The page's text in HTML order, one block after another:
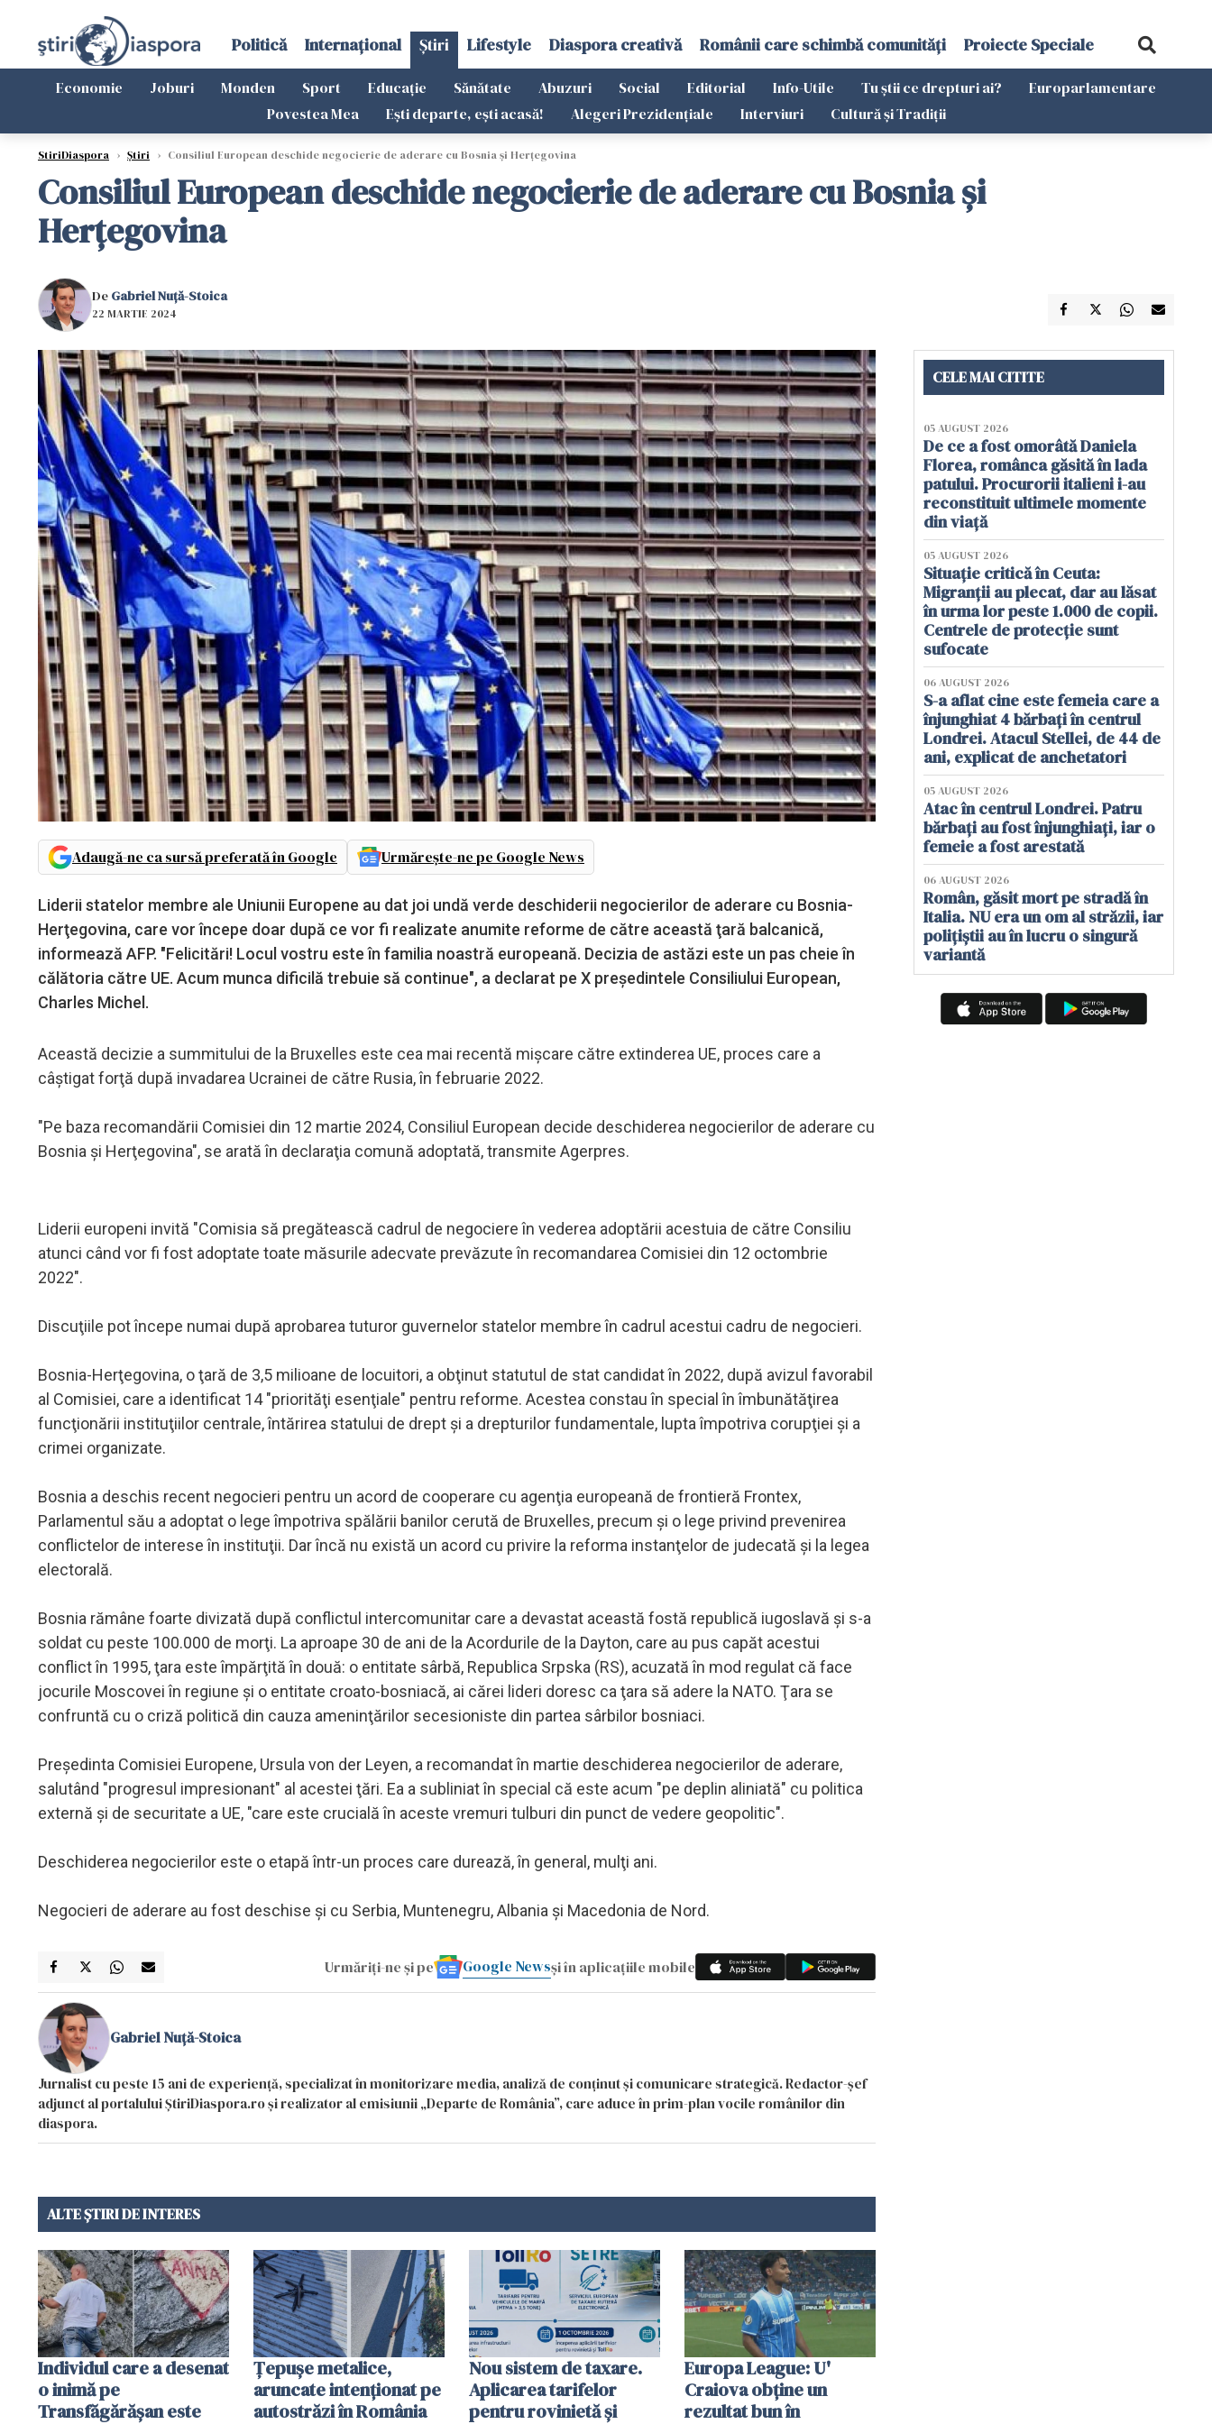
Politică Internațional Știri Lifestyle Diaspora creativă Românii care schimbă comunități Proiecte Speciale
Economie Joburi Monden Sport Educație Sănătate Abuzuri Social Editorial Info-Utile Tu știi ce drepturi ai?
Europarlamentare
Povestea Mea
Ești departe, ești acasă! Alegeri Prezidențiale Interviuri Cultură și Tradiții
StiriDiaspora › Știri › Consiliul European deschide negocierie de aderare cu Bosnia şi Herţegovina
Consiliul European deschide negocierie de aderare cu Bosnia şi
Herţegovina
De Gabriel Nuță-Stoica
22 MARTIE 2024
Adaugă-ne ca sursă preferată în Google Urmărește-ne pe Google News
Liderii statelor membre ale Uniunii Europene au dat joi undă verde deschiderii negocierilor de aderare cu Bosnia-
Herţegovina, care vor începe doar după ce vor fi realizate anumite reforme de către această ţară balcanică,
informează AFP. "Felicitări! Locul vostru este în familia noastră europeană. Decizia de astăzi este un pas cheie în
călătoria către UE. Acum munca dificilă trebuie să continue", a declarat pe X preşedintele Consiliului European,
Charles Michel.
Această decizie a summitului de la Bruxelles este cea mai recentă mişcare către extinderea UE, proces care a
câştigat forţă după invadarea Ucrainei de către Rusia, în februarie 2022.
"Pe baza recomandării Comisiei din 12 martie 2024, Consiliul European decide deschiderea negocierilor de aderare cu
Bosnia şi Herţegovina", se arată în declaraţia comună adoptată, transmite Agerpres.
Liderii europeni invită "Comisia să pregătească cadrul de negociere în vederea adoptării acestuia de către Consiliu
atunci când vor fi fost adoptate toate măsurile adecvate prevăzute în recomandarea Comisiei din 12 octombrie
2022".
Discuţiile pot începe numai după aprobarea tuturor guvernelor statelor membre în cadrul acestui cadru de negocieri.
Bosnia-Herţegovina, o ţară de 3,5 milioane de locuitori, a obţinut statutul de stat candidat în 2022, după avizul favorabil
al Comisiei, care a identificat 14 "priorităţi esenţiale" pentru reforme. Acestea constau în special în îmbunătăţirea
funcţionării instituţiilor centrale, întărirea statului de drept şi a drepturilor fundamentale, lupta împotriva corupţiei şi a
crimei organizate.
Bosnia a deschis recent negocieri pentru un acord de cooperare cu agenţia europeană de frontieră Frontex,
Parlamentul său a adoptat o lege împotriva spălării banilor cerută de Bruxelles, precum şi o lege privind prevenirea
conflictelor de interese în instituţii. Dar încă nu există un acord cu privire la reforma instanţelor de judecată şi la legea
electorală.
Bosnia rămâne foarte divizată după conflictul intercomunitar care a devastat această fostă republică iugoslavă şi s-a
soldat cu peste 100.000 de morţi. La aproape 30 de ani de la Acordurile de la Dayton, care au pus capăt acestui
conflict în 1995, ţara este împărţită în două: o entitate sârbă, Republica Srpska (RS), acuzată în mod regulat că face
jocurile Moscovei în regiune şi o entitate croato-bosniacă, ai cărei lideri doresc ca ţara să adere la NATO. Ţara se
confruntă cu o criză politică din cauza ameninţărilor secesioniste din partea sârbilor bosniaci.
Preşedinta Comisiei Europene, Ursula von der Leyen, a recomandat în martie deschiderea negocierilor de aderare,
salutând "progresul impresionant" al acestei ţări. Ea a subliniat în special că este acum "pe deplin aliniată" cu politica
externă şi de securitate a UE, "care este crucială în aceste vremuri tulburi din punct de vedere geopolitic".
Deschiderea negocierilor este o etapă într-un proces care durează, în general, mulţi ani.
Negocieri de aderare au fost deschise şi cu Serbia, Muntenegru, Albania şi Macedonia de Nord.
Urmăriți-ne și pe Google Newsși în aplicațiile mobile
Gabriel Nuță-Stoica
Jurnalist cu peste 15 ani de experiență, specializat în monitorizare media, analiză de conținut și comunicare strategică. Redactor-șef
adjunct al portalului ȘtiriDiaspora.ro și realizator al emisiunii „Departe de România”, care aduce în prim-plan vocile românilor din
diaspora.
ALTE ȘTIRI DE INTERES
Individul care a desenat
o inimă pe
Transfăgărășan este
Țepușe metalice,
aruncate intenționat pe
autostrăzi în România
Nou sistem de taxare.
Aplicarea tarifelor
pentru rovinietă şi
Europa League: U'
Craiova obține un
rezultat bun în
CELE MAI CITITE
05 AUGUST 2026
De ce a fost omorâtă Daniela
Florea, românca găsită în lada
patului. Procurorii italieni i-au
reconstituit ultimele momente
din viață
05 AUGUST 2026
Situație critică în Ceuta:
Migranții au plecat, dar au lăsat
în urma lor peste 1.000 de copii.
Centrele de protecție sunt
sufocate
06 AUGUST 2026
S-a aflat cine este femeia care a
înjunghiat 4 bărbați în centrul
Londrei. Atacul Stellei, de 44 de
ani, explicat de anchetatori
05 AUGUST 2026
Atac în centrul Londrei. Patru
bărbați au fost înjunghiați, iar o
femeie a fost arestată
06 AUGUST 2026
Român, găsit mort pe stradă în
Italia. NU era un om al străzii, iar
polițiștii au în lucru o singură
variantă